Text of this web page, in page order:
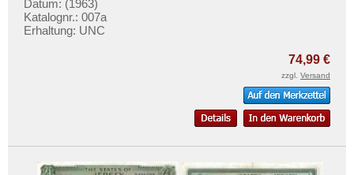
Litauen
Moldawien
Montenegro
Testbanknoten
Banknotenbriefe
Ihre Bewertungen
Kontakt
Datum: (1963)
Katalognr.: 007a
Erhaltung: UNC
74,99 €
zzgl. Versand